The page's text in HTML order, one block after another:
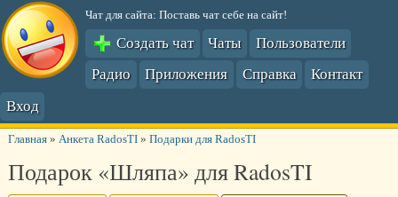
Чат для сайта: Поставь чат себе на сайт!
Создать чат Чаты
Пользователи
Радио
Приложения Справка
Контакт
Вход
Главная» Анкета RadosTI» Подарки для RadosTI
Подарок «Шляпа» для RadosTI